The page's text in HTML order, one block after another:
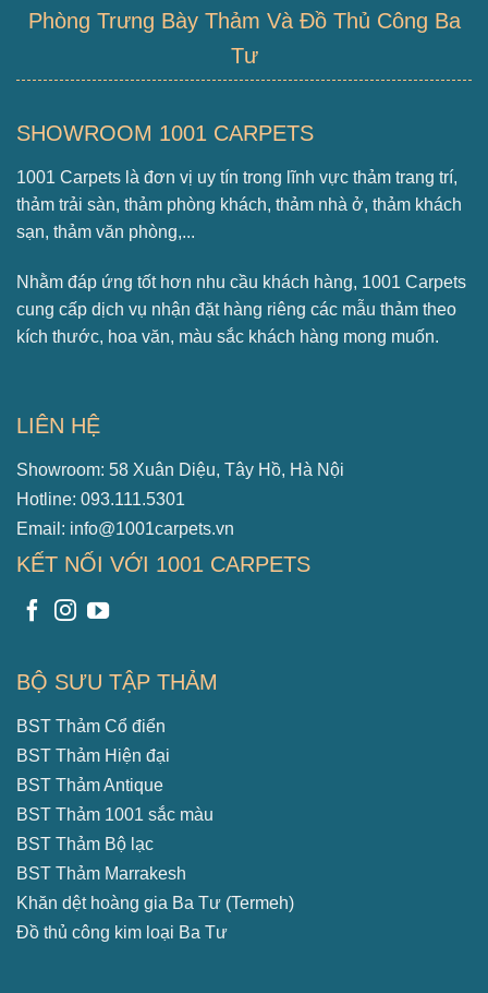
Phòng Trưng Bày Thảm Và Đồ Thủ Công Ba
Tư
SHOWROOM 1001 CARPETS
1001 Carpets là đơn vị uy tín trong lĩnh vực thảm trang trí,
thảm trải sàn, thảm phòng khách, thảm nhà ở, thảm khách
sạn, thảm văn phòng,...
Nhằm đáp ứng tốt hơn nhu cầu khách hàng, 1001 Carpets
cung cấp dịch vụ nhận đặt hàng riêng các mẫu thảm theo
kích thước, hoa văn, màu sắc khách hàng mong muốn.
LIÊN HỆ
Showroom: 58 Xuân Diệu, Tây Hồ, Hà Nội
Hotline: 093.111.5301
Email: info@1001carpets.vn
KẾT NỐI VỚI 1001 CARPETS
BỘ SƯU TẬP THẢM
BST Thảm Cổ điển
BST Thảm Hiện đại
BST Thảm Antique
BST Thảm 1001 sắc màu
BST Thảm Bộ lạc
BST Thảm Marrakesh
Khăn dệt hoàng gia Ba Tư (Termeh)
Đồ thủ công kim loại Ba Tư